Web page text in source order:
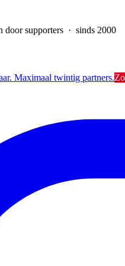
door supporters · sinds 2000
Maximaal twintig partners.